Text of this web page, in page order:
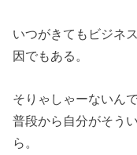
いつがきてもビジネ
因でもある。
そりゃしゃーないんで
普段から自分がそう
ら。